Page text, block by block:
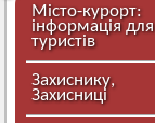
Місто-курорт:
інформація для
туристів
Захиснику,
Захисниці